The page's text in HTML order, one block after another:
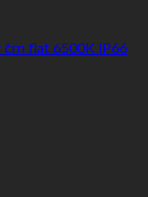
črn flat 6500K IP66